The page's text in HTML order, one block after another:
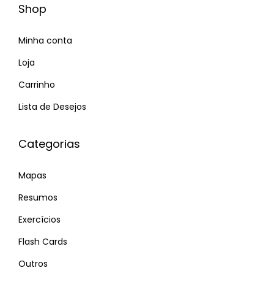
Shop
Minha conta
Loja
Carrinho
Lista de Desejos
Categorias
Mapas
Resumos
Exercícios
Flash Cards
Outros